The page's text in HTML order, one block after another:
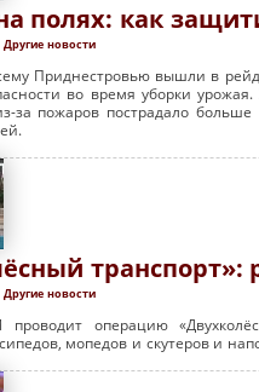
полях: как
Другие новости
Приднестровью вышли в
во время уборки
за пожаров пострадало
транспорт»:
Другие новости
проводит операцию
мопедов и скутеров и